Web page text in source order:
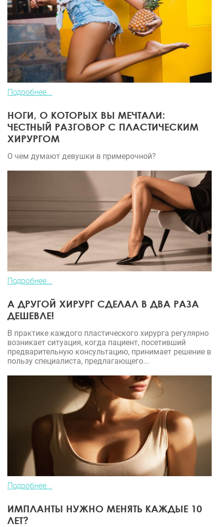
Подробнее...
НОГИ, О КОТОРЫХ ВЫ МЕЧТАЛИ:
ЧЕСТНЫЙ РАЗГОВОР С ПЛАСТИЧЕСКИМ
ХИРУРГОМ
О чем думают девушки в примерочной?
Подробнее...
А ДРУГОЙ ХИРУРГ СДЕЛАЛ В ДВА РАЗА
ДЕШЕВЛЕ!
В практике каждого пластического хирурга регулярно
возникает ситуация, когда пациент, посетивший
предварительную консультацию, принимает решение в
пользу специалиста, предлагающего...
Подробнее...
ИМПЛАНТЫ НУЖНО МЕНЯТЬ КАЖДЫЕ 10
ЛЕТ?